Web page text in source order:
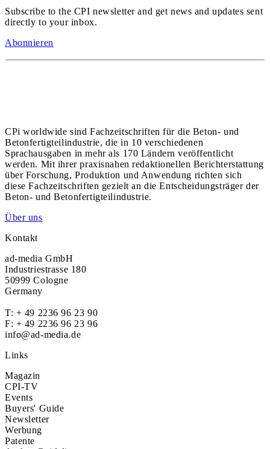
Subscribe to the CPI newsletter and get news and updates sent
directly to your inbox.
Abonnieren
CPi worldwide sind Fachzeitschriften für die Beton- und
Betonfertigteilindustrie, die in 10 verschiedenen
Sprachausgaben in mehr als 170 Ländern veröffentlicht
werden. Mit ihrer praxisnahen redaktionellen Berichterstattung
über Forschung, Produktion und Anwendung richten sich
diese Fachzeitschriften gezielt an die Entscheidungsträger der
Beton- und Betonfertigteilindustrie.
Über uns
Kontakt
ad-media GmbH
Industriestrasse 180
50999 Cologne
Germany
T: + 49 2236 96 23 90
F: + 49 2236 96 23 96
info@ad-media.de
Links
Magazin
CPI-TV
Events
Buyers' Guide
Newsletter
Werbung
Patente